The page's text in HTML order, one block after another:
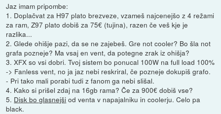
Jaz imam pripombe:
1. Doplačvat za H97 plato brezveze, vzameš najcenejšo z 4 režami
za ram, Z97 plato dobiš za 75€ (tujina), razen če veš kje je
razlika...
2. Glede ohišje pazi, da se ne zajebeš. Gre not cooler? Bo šla not
grafa pozneje? Ma vsaj en vent, da potegne zrak iz ohišja?
3. XFX so vsi dobri. Tvoj sistem bo ponucal 100W na full load 100%
-> Fanless vent, no ja jaz nebi reskriral, če pozneje dokupiš grafo.
- Pri tako mali porabi tudi z fanom ga nebi slišal.
4. Kako si prišel zdaj na 16gb rama? Če za 900€ dobiš vse?
5. Disk bo glasnejši od venta v napajalniku in coolerju. Celo pa
black.